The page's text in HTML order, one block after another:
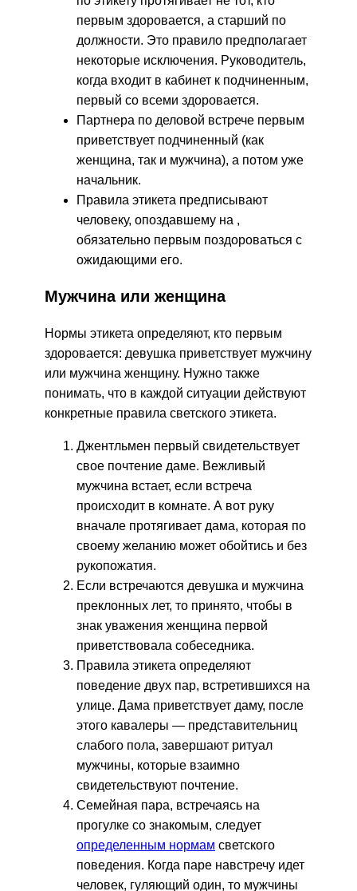
первым здоровается, а старший по
должности. Это правило предполагает
некоторые исключения. Руководитель,
когда входит в кабинет к подчиненным,
первый со всеми здоровается.
Партнера по деловой встрече первым
приветствует подчиненный (как
женщина, так и мужчина), а потом уже
начальник.
Правила этикета предписывают
человеку, опоздавшему на ,
обязательно первым поздороваться с
ожидающими его.
Мужчина или женщина
Нормы этикета определяют, кто первым
здоровается: девушка приветствует мужчину
или мужчина женщину. Нужно также
понимать, что в каждой ситуации действуют
конкретные правила светского этикета.
Джентльмен первый свидетельствует
свое почтение даме. Вежливый
мужчина встает, если встреча
происходит в комнате. А вот руку
вначале протягивает дама, которая по
своему желанию может обойтись и без
рукопожатия.
Если встречаются девушка и мужчина
преклонных лет, то принято, чтобы в
знак уважения женщина первой
приветствовала собеседника.
Правила этикета определяют
поведение двух пар, встретившихся на
улице. Дама приветствует даму, после
этого кавалеры — представительниц
слабого пола, завершают ритуал
мужчины, которые взаимно
свидетельствуют почтение.
Семейная пара, встречаясь на
прогулке со знакомым, следует
определенным нормам светского
поведения. Когда паре навстречу идет
человек, гуляющий один, то мужчины